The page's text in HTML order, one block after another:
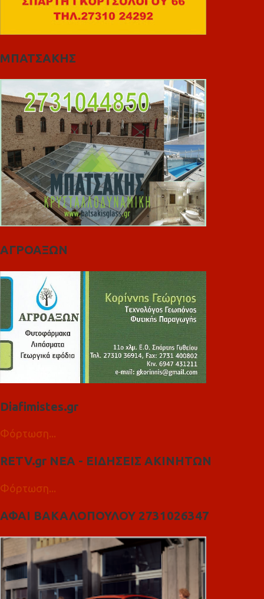
ΜΠΑΤΣΑΚΗΣ
ΑΓΡΟΑΞΩΝ
Diafimistes.gr
Φόρτωση...
RETV.gr ΝΕΑ - ΕΙΔΗΣΕΙΣ ΑΚΙΝΗΤΩΝ
Φόρτωση...
ΑΦΑΙ ΒΑΚΑΛΟΠΟΥΛΟΥ 2731026347